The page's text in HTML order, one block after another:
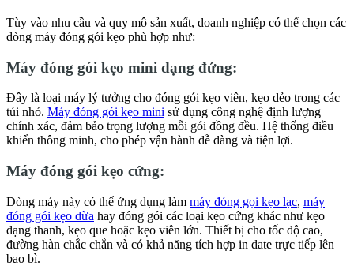
Tùy vào nhu cầu và quy mô sản xuất, doanh nghiệp có thể chọn các
dòng máy đóng gói kẹo phù hợp như:
Máy đóng gói kẹo mini dạng đứng:
Đây là loại máy lý tưởng cho đóng gói kẹo viên, kẹo dẻo trong các
túi nhỏ. Máy đóng gói kẹo mini sử dụng công nghệ định lượng
chính xác, đảm bảo trọng lượng mỗi gói đồng đều. Hệ thống điều
khiển thông minh, cho phép vận hành dễ dàng và tiện lợi.
Máy đóng gói kẹo cứng:
Dòng máy này có thể ứng dụng làm máy đóng gọi kẹo lạc, máy
đóng gói kẹo dừa hay đóng gói các loại kẹo cứng khác như kẹo
dạng thanh, kẹo que hoặc kẹo viên lớn. Thiết bị cho tốc độ cao,
đường hàn chắc chắn và có khả năng tích hợp in date trực tiếp lên
bao bì.